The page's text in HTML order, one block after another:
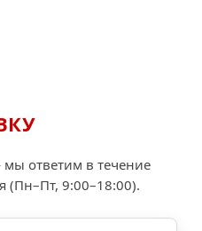
ответим в течение
(Пн–Пт, 9:00–18:00).